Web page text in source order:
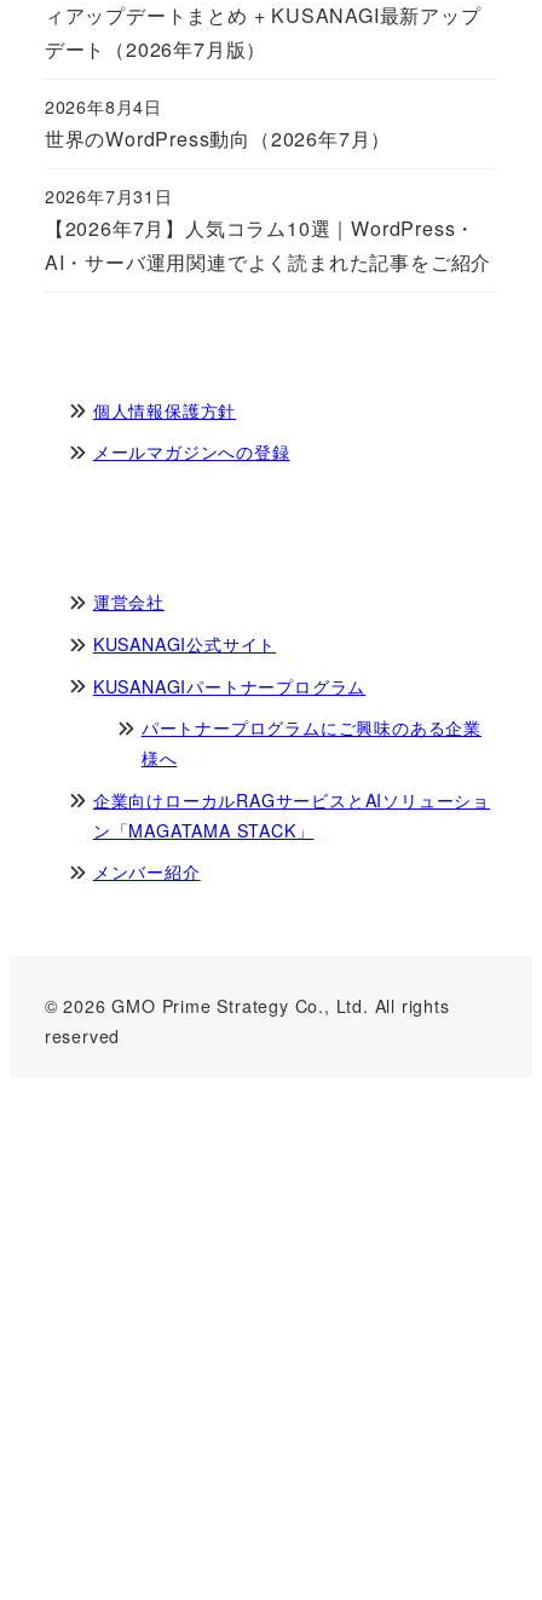
ィアップデートまとめ + KUSANAGI最新アップ
デート（2026年7月版）
世界のWordPress動向（2026年7月）
Published
2026年8月4日
【2026年7月】人気コラム10選｜WordPress・
AI・サーバ運用関連でよく読まれた記事をご紹介
Published
2026年7月31日
個人情報保護方針
メールマガジンへの登録
運営会社
KUSANAGI公式サイト
KUSANAGIパートナープログラム
パートナープログラムにご興味のある企業
様へ
企業向けローカルRAGサービスとAIソリューショ
ン「MAGATAMA STACK」
メンバー紹介
© 2026 GMO Prime Strategy Co., Ltd. All rights
reserved